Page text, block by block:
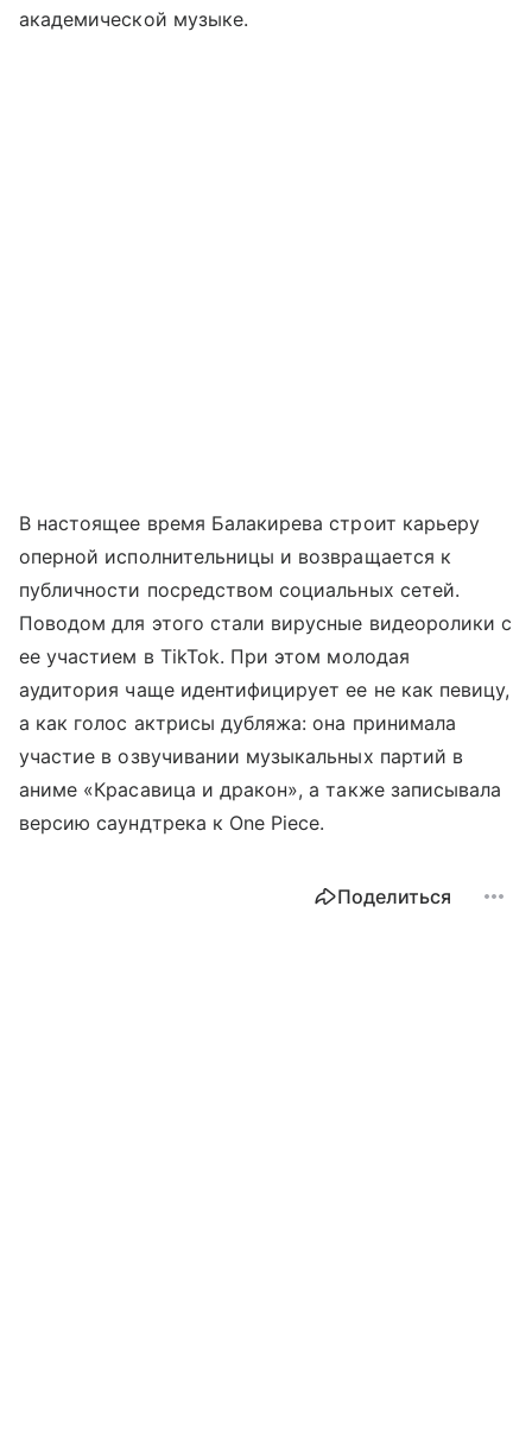
академической музыке.
В настоящее время Балакирева строит карьеру
оперной исполнительницы и возвращается к
публичности посредством социальных сетей.
Поводом для этого стали вирусные видеоролики с
ее участием в TikTok. При этом молодая
аудитория чаще идентифицирует ее не как певицу,
а как голос актрисы дубляжа: она принимала
участие в озвучивании музыкальных партий в
аниме «Красавица и дракон», а также записывала
версию саундтрека к One Piece.
Поделиться